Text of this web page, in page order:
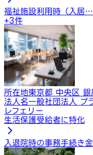
福祉施設利用時（入居…
+3件
所在地東京都 中央区
法人名一般社団法人 プ
レフェリー
生活保護受給者に特化
入退院時の事務手続き